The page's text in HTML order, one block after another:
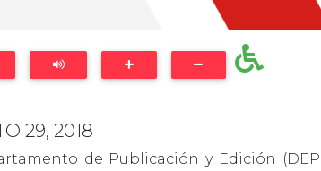
29, 2018
de Publicación y Edición